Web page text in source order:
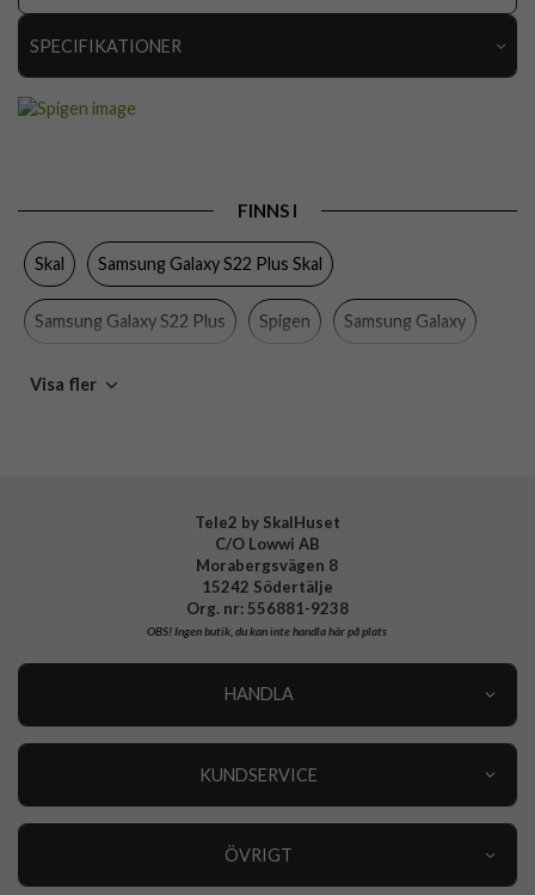
SPECIFIKATIONER
Trådlös laddning-kompatibel
Färg
Mjukplast (TPU)
Tillverkarens art nr
FINNS I
Skal Samsung Galaxy S22 Plus Skal
Samsung Galaxy S22 Plus Spigen Samsung Galaxy
Mobiltillbehör
Visa fler
Tele2 by SkalHuset
C/O Lowwi AB
Morabergsvägen 8
15242 Södertälje
Org. nr: 556881-9238
OBS!Ingen butik, du kan inte handla här på plats
HANDLA
KUNDSERVICE
ÖVRIGT